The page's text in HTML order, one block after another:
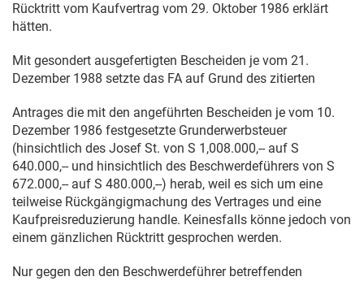
Rücktritt vom Kaufvertrag vom 29. Oktober 1986 erklärt
hätten.
Mit gesondert ausgefertigten Bescheiden je vom 21.
Dezember 1988 setzte das FA auf Grund des zitierten
Antrages die mit den angeführten Bescheiden je vom 10.
Dezember 1986 festgesetzte Grunderwerbsteuer
(hinsichtlich des Josef St. von S 1,008.000,-- auf S
640.000,-- und hinsichtlich des Beschwerdeführers von S
672.000,-- auf S 480.000,--) herab, weil es sich um eine
teilweise Rückgängigmachung des Vertrages und eine
Kaufpreisreduzierung handle. Keinesfalls könne jedoch von
einem gänzlichen Rücktritt gesprochen werden.
Nur gegen den den Beschwerdeführer betreffenden